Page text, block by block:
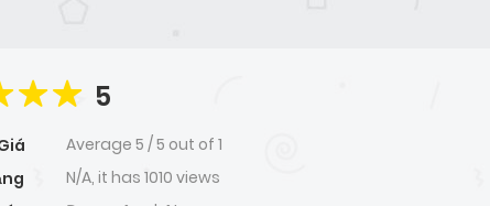
5
Average 5 /5 out of 1
N/A, it has 1010 views